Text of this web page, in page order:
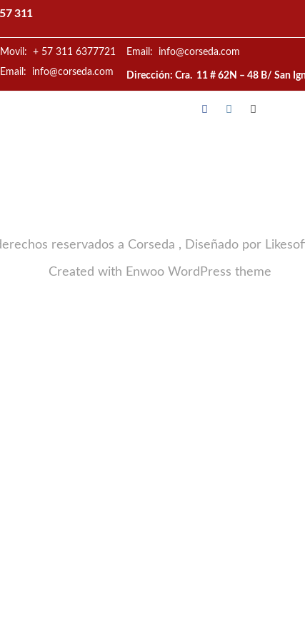
311
Movil: + 57 311 6377721
Email: info@corseda.com
Email: info@corseda.com
Dirección: Cra. 11 # 62N – 48 B/ San
reservados a Corseda , Diseñado por
Created with Enwoo WordPress theme